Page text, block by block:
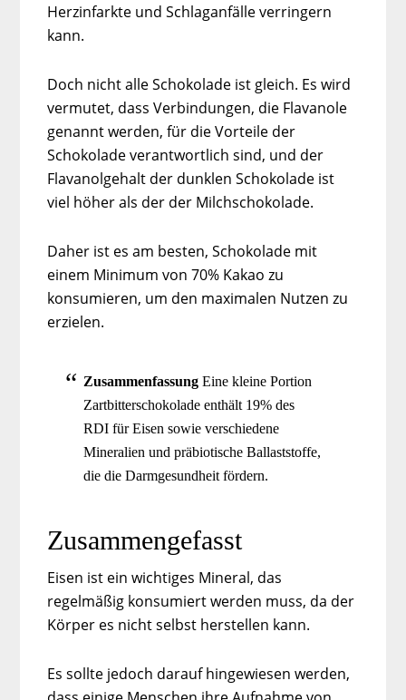
Herzinfarkte und Schlaganfälle verringern
kann.
Doch nicht alle Schokolade ist gleich. Es wird
vermutet, dass Verbindungen, die Flavanole
genannt werden, für die Vorteile der
Schokolade verantwortlich sind, und der
Flavanolgehalt der dunklen Schokolade ist
viel höher als der der Milchschokolade.
Daher ist es am besten, Schokolade mit
einem Minimum von 70% Kakao zu
konsumieren, um den maximalen Nutzen zu
erzielen.
Zusammenfassung Eine kleine Portion
Zartbitterschokolade enthält 19% des
RDI für Eisen sowie verschiedene
Mineralien und präbiotische Ballaststoffe,
die die Darmgesundheit fördern.
Zusammengefasst
Eisen ist ein wichtiges Mineral, das
regelmäßig konsumiert werden muss, da der
Körper es nicht selbst herstellen kann.
Es sollte jedoch darauf hingewiesen werden,